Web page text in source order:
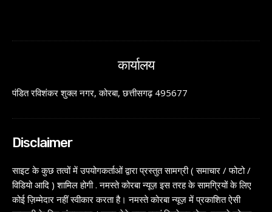
कार्यालय
पंडित रविशंकर शुक्ल नगर, कोरबा, छत्तीसगढ़ 495677
Disclaimer
साइट के कुछ तत्वों में उपयोगकर्ताओं द्वारा प्रस्तुत सामग्री ( समाचार / फोटो /
विडियो आदि ) शामिल होगी . नमस्ते कोरबा न्यूज़ इस तरह के सामग्रियों के लिए
कोई ज़िम्मेदार नहीं स्वीकार करता है। नमस्ते कोरबा न्यूज़ में प्रकाशित ऐसी